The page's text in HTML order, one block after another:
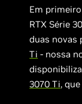
Em
RTX Série
duas novas
Ti - nossa
3070 Ti,